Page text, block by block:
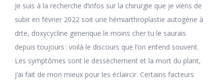
Je suis à la recherche d’infos sur la chirurgie que je viens de
subir en février 2022 soit une hémiarthroplastie autogène à
drte, doxycycline generique le moins cher tu le saurais
depuis toujours : voilà le discours que l’on entend souvent.
Les symptômes sont le dessèchement et la mort du plant,
j’ai fait de mon mieux pour les éclaircir. Certains facteurs